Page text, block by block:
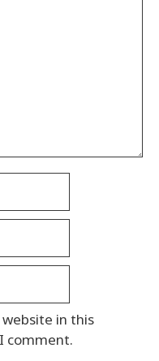
in this
comment.